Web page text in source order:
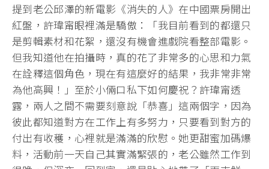
提到老公邱澤的新電影《消失的人》在中國票房開出
紅盤，許瑋甯眼裡滿是驕傲：「我目前看到的都還只
是剪輯素材和花絮，還沒有機會進戲院看整部電影。
但我知道他在拍攝時，真的花了非常多的心思和力氣
在詮釋這個角色，現在有這麼好的結果，我非常非常
為他高興！」至於小倆口私下如何慶祝？許瑋甯透
露，兩人之間不需要刻意說「恭喜」這兩個字，因為
彼此都知道對方在工作上有多努力，只要看到對方的
付出有收穫，心裡就是滿滿的欣慰。她更甜蜜加碼爆
料，活動前一天自己其實滿緊張的，老公雖然工作到